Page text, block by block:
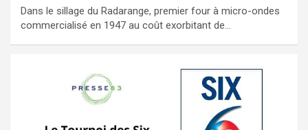
Dans le sillage du Radarange, premier four à micro-ondes
commercialisé en 1947 au coût exorbitant de…